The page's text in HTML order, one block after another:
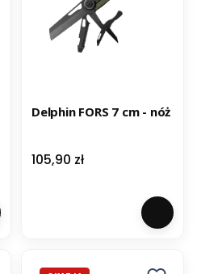
Delphin FORS 7 cm - nóż
Cena
105,90 zł